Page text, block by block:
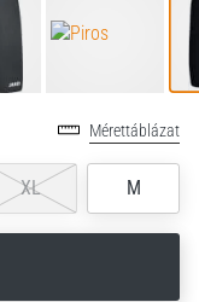
Mérettáblázat
XL M